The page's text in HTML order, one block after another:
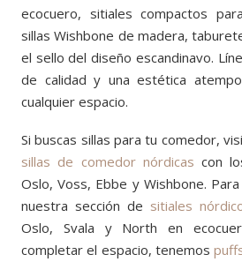
ecocuero, sitiales compactos
sillas Wishbone de madera,
el sello del diseño escandinavo.
de calidad y una estética
cualquier espacio.
Si buscas sillas para tu comedor,
sillas de comedor nórdicas con
Oslo, Voss, Ebbe y Wishbone.
nuestra sección de sitiales
Oslo, Svala y North en
completar el espacio, tenemos